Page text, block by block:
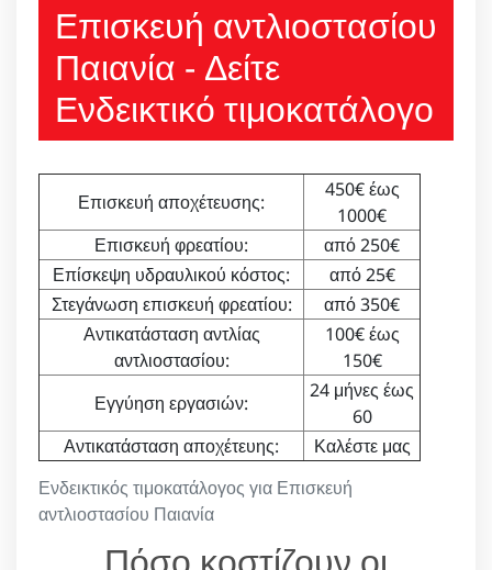
Επισκευή αντλιοστασίου
Παιανία - Δείτε
Ενδεικτικό τιμοκατάλογο
Ενδεικτικός τιμοκατάλογος για Επισκευή
αντλιοστασίου Παιανία
Επισκευή αποχέτευσης:
450€ έως
1000€
Επισκευή φρεατίου:
από 250€
Επίσκεψη υδραυλικού κόστος:
από 25€
Στεγάνωση επισκευή φρεατίου:
από 350€
Αντικατάσταση αντλίας
αντλιοστασίου:
100€ έως
150€
Εγγύηση εργασιών:
24 μήνες έως
60
Αντικατάσταση αποχέτευης:
Καλέστε μας